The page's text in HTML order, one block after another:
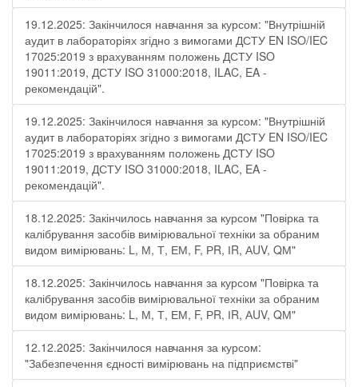
19.12.2025: Закінчилося навчання за курсом: "Внутрішній
аудит в лабораторіях згідно з вимогами ДСТУ EN ISO/IEC
17025:2019 з врахуванням положень ДСТУ ISO
19011:2019, ДСТУ ISO 31000:2018, ILAC, EA -
рекомендацій".
19.12.2025: Закінчилося навчання за курсом: "Внутрішній
аудит в лабораторіях згідно з вимогами ДСТУ EN ISO/IEC
17025:2019 з врахуванням положень ДСТУ ISO
19011:2019, ДСТУ ISO 31000:2018, ILAC, EA -
рекомендацій".
18.12.2025: Закінчилось навчання за курсом "Повірка та
калібрування засобів вимірювальної техніки за обраним
видом вимірювань: L, М, Т, ЕМ, F, РR, ІR, АUV, QМ"
18.12.2025: Закінчилось навчання за курсом "Повірка та
калібрування засобів вимірювальної техніки за обраним
видом вимірювань: L, М, Т, ЕМ, F, РR, ІR, АUV, QМ"
12.12.2025: Закінчилося навчання за курсом:
"Забезпечення єдності вимірювань на підприємстві"